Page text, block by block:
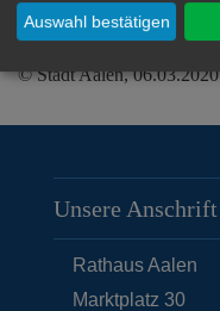
© Stadt Aalen, 06.03.2020
Unsere Anschrift
Rathaus Aalen
Marktplatz 30
Auswahl bestätigen